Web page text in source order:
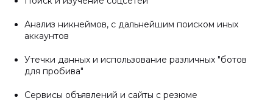
Анализ никнеймов, с дальнейшим поиском иных
аккаунтов
Утечки данных и использование различных "ботов
для пробива"
Сервисы объявлений и сайты с резюме